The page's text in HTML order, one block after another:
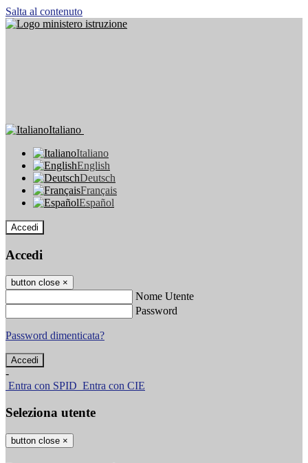
Salta al contenuto
Italiano
Italiano
English
Deutsch
Français
Español
Accedi
Accedi
button close ×
Nome Utente
Password
Password dimenticata?
-
Entra con SPID Entra con CIE
Seleziona utente
button close ×